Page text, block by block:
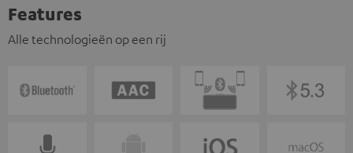
Features
Alle technologieën op een rij